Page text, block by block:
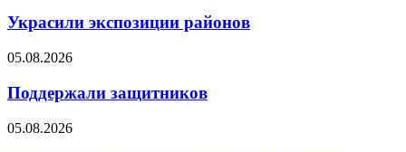
Украсили экспозиции районов
05.08.2026
Поддержали защитников
05.08.2026